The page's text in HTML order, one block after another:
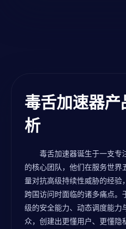
毒舌加速器
析
毒舌加速器诞生于一支专
的核心团队，他们在服务世界
量对抗高级持续性威胁的经验
跨国访问时面临的诸多痛点。
级的安全能力、动态调度能力
众，创建出更懂用户、更懂隐